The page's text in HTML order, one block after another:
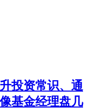
投资常识、通
基金经理盘几